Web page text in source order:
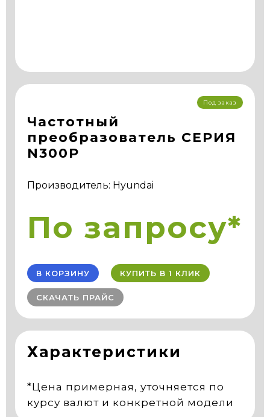
Частотный
преобразователь СЕРИЯ
N300P
Производитель: Hyundai
Под заказ
По запросу*
В КОРЗИНУ КУПИТЬ В 1 КЛИК
СКАЧАТЬ ПРАЙС
Характеристики
*Цена примерная, уточняется по
курсу валют и конкретной модели